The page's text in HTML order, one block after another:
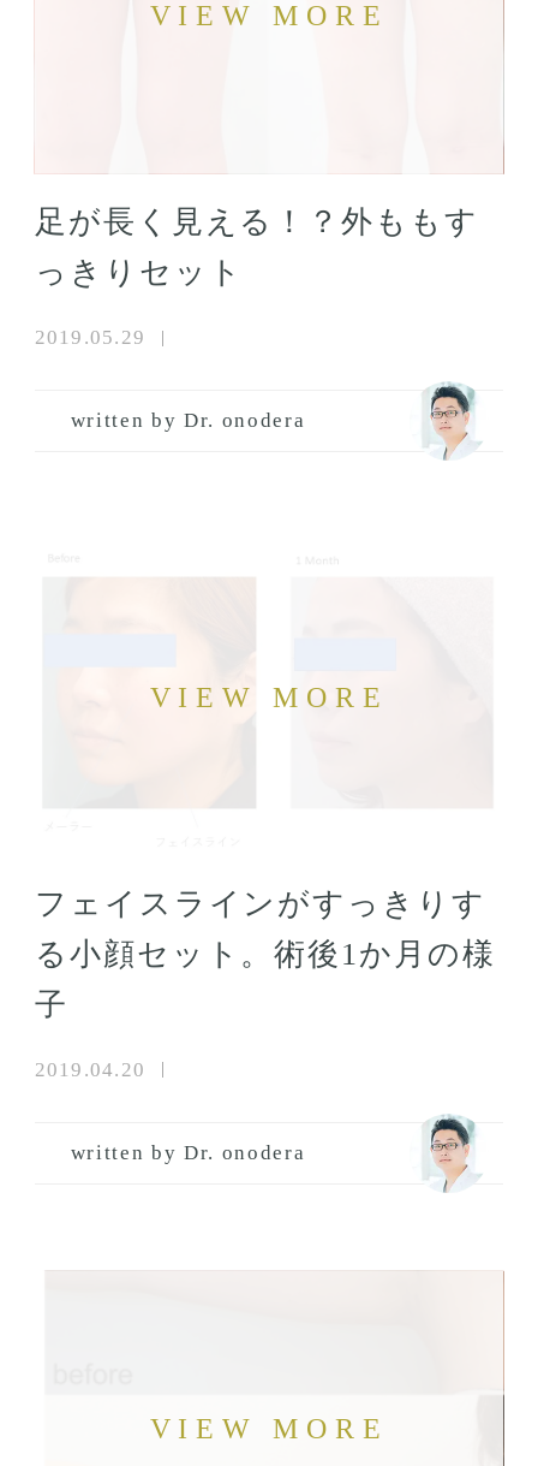
足が長く見える！？外ももす
っきりセット
2019.05.29
written by Dr. onodera
フェイスラインがすっきりす
る小顔セット。術後1か月の様
子
2019.04.20
written by Dr. onodera